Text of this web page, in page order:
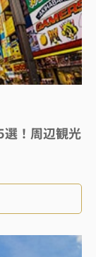
！周辺観光